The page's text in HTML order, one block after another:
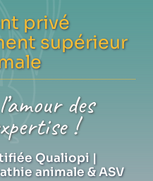
privé
supérieur
des
!
Qualiopi |
animale & ASV